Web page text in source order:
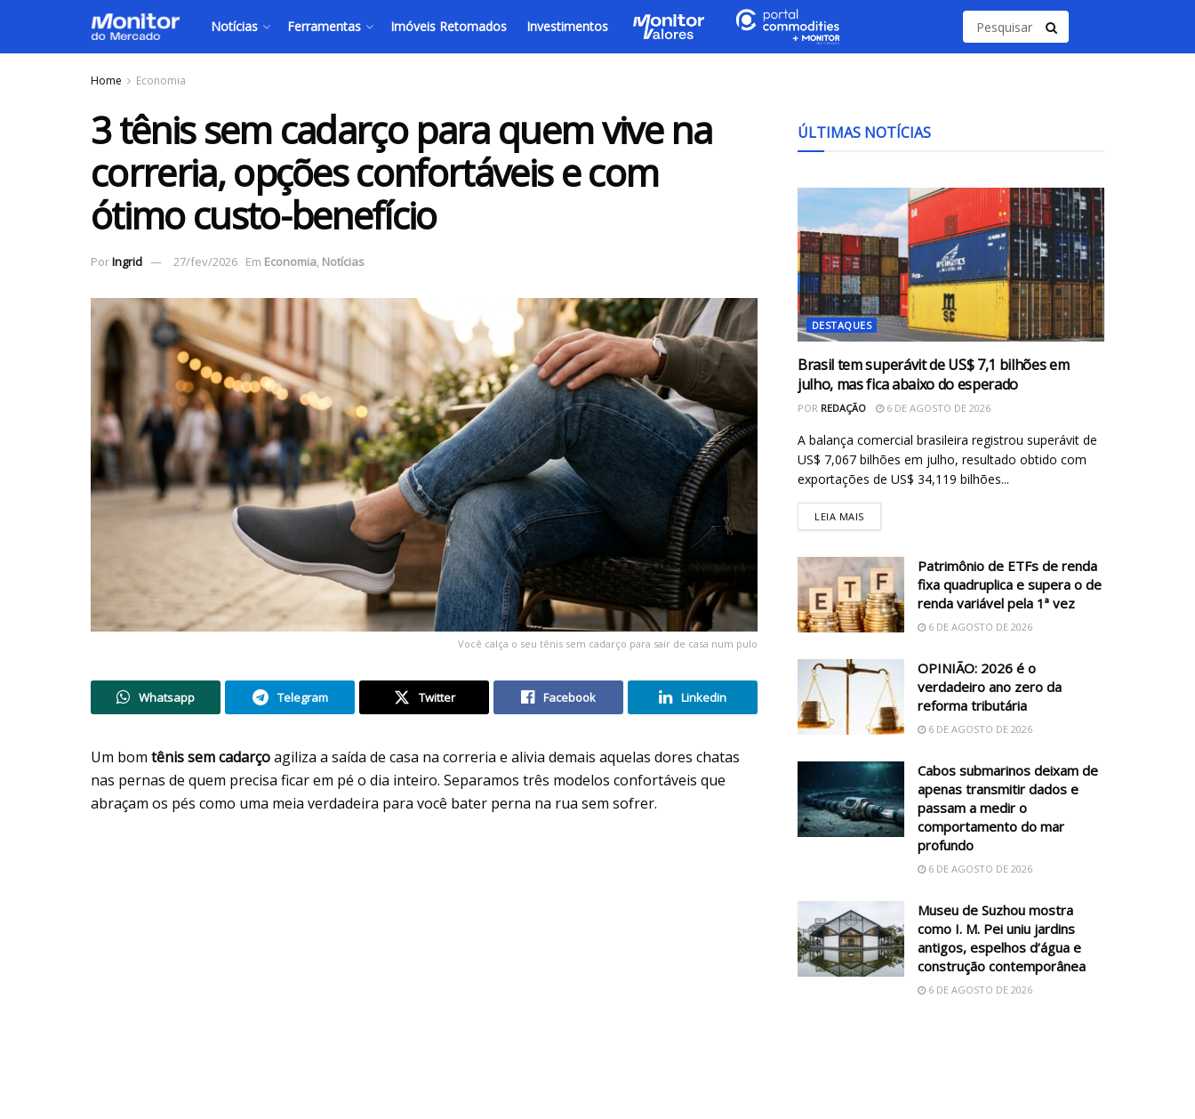
Notícias Ferramentas Imóveis Retomados Investimentos
Home Economia
3 tênis sem cadarço para quem vive na
correria, opções confortáveis e com
ótimo custo-benefício
PorIngrid 27/fev/2026 Em Economia, Notícias
Você calça o seu tênis sem cadarço para sair de casa num pulo
Whatsapp Telegram Twitter Facebook Linkedin
Um bom tênis sem cadarçoagiliza a saída de casa na correria e alivia demais aquelas dores chatas
nas pernas de quem precisa ficar em pé o dia inteiro. Separamos três modelos confortáveis que
abraçam os pés como uma meia verdadeira para você bater perna na rua sem sofrer.
ÚLTIMAS NOTÍCIAS
DESTAQUES
Brasil tem superávit de US$ 7,1 bilhões em
julho, mas fica abaixo do esperado
POR REDAÇÃO 6 DE AGOSTO DE 2026
A balança comercial brasileira registrou superávit de
US$ 7,067 bilhões em julho, resultado obtido com
exportações de US$ 34,119 bilhões...
LEIA MAIS
Patrimônio de ETFs de renda
fixa quadruplica e supera o de
renda variável pela 1ª vez
6 DE AGOSTO DE 2026
OPINIÃO: 2026 é o
verdadeiro ano zero da
reforma tributária
6 DE AGOSTO DE 2026
Cabos submarinos deixam de
apenas transmitir dados e
passam a medir o
comportamento do mar
profundo
6 DE AGOSTO DE 2026
Museu de Suzhou mostra
como I. M. Pei uniu jardins
antigos, espelhos d’água e
construção contemporânea
6 DE AGOSTO DE 2026